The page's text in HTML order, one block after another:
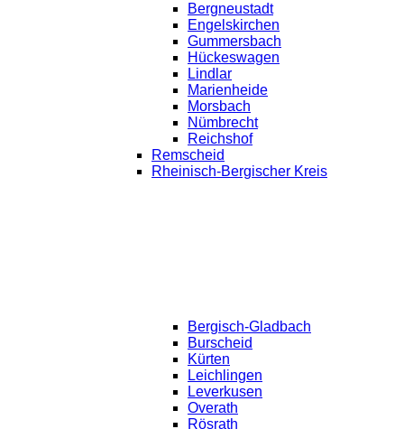
Bergneustadt
Engelskirchen
Gummersbach
Hückeswagen
Lindlar
Marienheide
Morsbach
Nümbrecht
Reichshof
Remscheid
Rheinisch-Bergischer Kreis
Bergisch-Gladbach
Burscheid
Kürten
Leichlingen
Leverkusen
Overath
Rösrath